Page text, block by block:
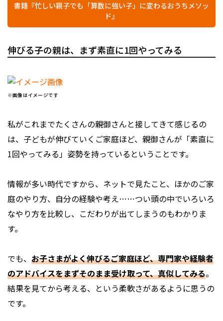
書籍『忙しい親子でも「算数に強い子」に変わるおうちメソッ
ド』
伸びる子の親は、まず素直に1回やってみる
※画像はイメージです
私がこれまでたくさんの親御さんと接してきて感じるの
は、子どもが伸びていくご家庭ほど、親御さんが「素直に
1回やってみる」姿勢を持っているということです。
情報が多い時代ですから、ネットで見たこと、ほかのご家
庭のやり方、自分の経験や考え……つい頭の中でいろいろ
なやり方を比較し、こだわりが出てしまうのもわかりま
す。
でも、 お子さまがよく伸びるご家庭ほど、専門家や経験者
のアドバイスをまずそのまま受け取って、真似してみる。
結果を見てから考える、という柔軟さがあるように思うの
です。